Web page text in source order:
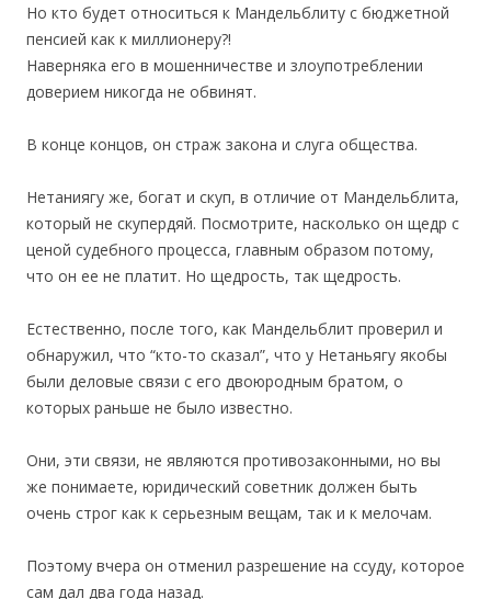
Но кто будет относиться к Мандельблиту с бюджетной
пенсией как к миллионеру?!
Наверняка его в мошенничестве и злоупотреблении
доверием никогда не обвинят.
В конце концов, он страж закона и слуга общества.
Нетаниягу же, богат и скуп, в отличие от Мандельблита,
который не скупердяй. Посмотрите, насколько он щедр с
ценой судебного процесса, главным образом потому,
что он ее не платит. Но щедрость, так щедрость.
Естественно, после того, как Мандельблит проверил и
обнаружил, что “кто-то сказал”, что у Нетаньягу якобы
были деловые связи с его двоюродным братом, о
которых раньше не было известно.
Они, эти связи, не являются противозаконными, но вы
же понимаете, юридический советник должен быть
очень строг как к серьезным вещам, так и к мелочам.
Поэтому вчера он отменил разрешение на ссуду, которое
сам дал два года назад.